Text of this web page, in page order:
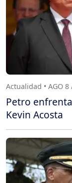
Actualidad • AGO 8
Petro
Kevin Acosta